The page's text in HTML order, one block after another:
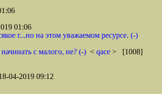
01:06
г...но на этом уважаемом ресурсе. (-)
с малого, не? (-) < qace > [1008]
04-2019 09:12